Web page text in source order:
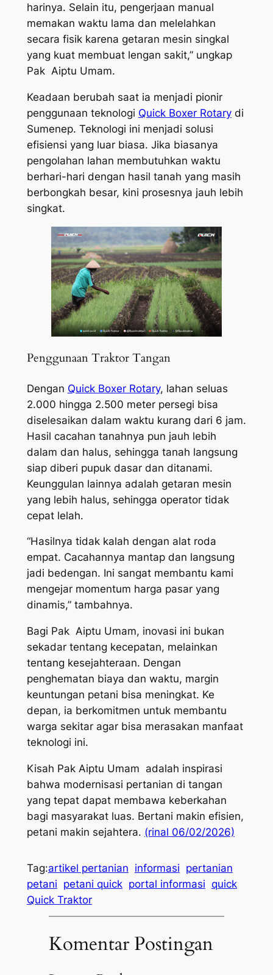
harinya. Selain itu, pengerjaan manual
memakan waktu lama dan melelahkan
secara fisik karena getaran mesin singkal
yang kuat membuat lengan sakit,” ungkap
Pak Aiptu Umam.
Keadaan berubah saat ia menjadi pionir
penggunaan teknologi Quick Boxer Rotarydi
Sumenep. Teknologi ini menjadi solusi
efisiensi yang luar biasa. Jika biasanya
pengolahan lahan membutuhkan waktu
berhari-hari dengan hasil tanah yang masih
berbongkah besar, kini prosesnya jauh lebih
singkat.
Penggunaan Traktor Tangan
Dengan Quick Boxer Rotary, lahan seluas
2.000 hingga 2.500 meter persegi bisa
diselesaikan dalam waktu kurang dari 6 jam.
Hasil cacahan tanahnya pun jauh lebih
dalam dan halus, sehingga tanah langsung
siap diberi pupuk dasar dan ditanami.
Keunggulan lainnya adalah getaran mesin
yang lebih halus, sehingga operator tidak
cepat lelah.
“Hasilnya tidak kalah dengan alat roda
empat. Cacahannya mantap dan langsung
jadi bedengan. Ini sangat membantu kami
mengejar momentum harga pasar yang
dinamis,” tambahnya.
Bagi Pak Aiptu Umam, inovasi ini bukan
sekadar tentang kecepatan, melainkan
tentang kesejahteraan. Dengan
penghematan biaya dan waktu, margin
keuntungan petani bisa meningkat. Ke
depan, ia berkomitmen untuk membantu
warga sekitar agar bisa merasakan manfaat
teknologi ini.
Kisah Pak Aiptu Umam adalah inspirasi
bahwa modernisasi pertanian di tangan
yang tepat dapat membawa keberkahan
bagi masyarakat luas. Bertani makin efisien,
petani makin sejahtera. (rinal 06/02/2026)
Tag:artikel pertanian informasi pertanian
petani petani quick portal informasi quick
Quick Traktor
Komentar Postingan